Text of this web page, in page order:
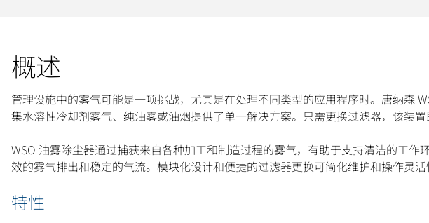
概述
管理设施中的雾气可能是一项挑战，尤其是在处理不同类型的应用程序时。唐纳森
集水溶性冷却剂雾气、纯油雾或油烟提供了单一解决方案。只需更换过滤器，该装置
WSO 油雾除尘器通过捕获来自各种加工和制造过程的雾气，有助于支持清洁的工作
效的雾气排出和稳定的气流。模块化设计和便捷的过滤器更换可简化维护和操作灵活
特性